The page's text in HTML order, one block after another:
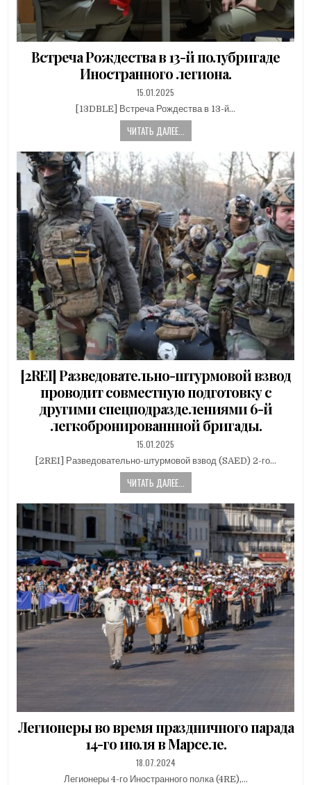
Встреча Рождества в 13-й полубригаде
Иностранного легиона.
PUBLISHED
DATE:
15.01.2025
[13DBLE] Встреча Рождества в 13-й…
ЧИТАТЬ ДАЛЕЕ...
[2REI] Разведовательно-штурмовой взвод
проводит совместную подготовку с
другими спецподразделениями 6-й
легкобронированнной бригады.
PUBLISHED
DATE:
15.01.2025
[2REI] Разведовательно-штурмовой взвод (SAED) 2-го…
ЧИТАТЬ ДАЛЕЕ...
Легионеры во время праздничного парада
14-го июля в Марселе.
PUBLISHED
DATE:
18.07.2024
Легионеры 4-го Иностранного полка (4RE),…